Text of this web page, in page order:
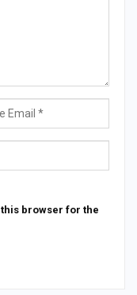
browser for the